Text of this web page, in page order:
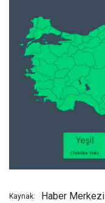
Kaynak: Haber Merkezi